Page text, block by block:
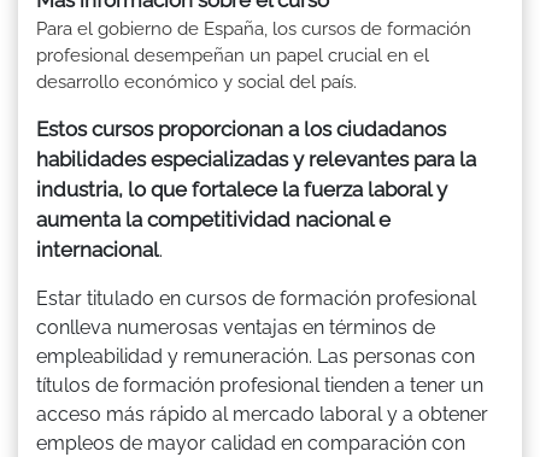
Para el gobierno de España, los cursos de formación
profesional desempeñan un papel crucial en el
desarrollo económico y social del país.
Estos cursos proporcionan a los ciudadanos
habilidades especializadas y relevantes para la
industria, lo que fortalece la fuerza laboral y
aumenta la competitividad nacional e
internacional.
Estar titulado en cursos de formación profesional
conlleva numerosas ventajas en términos de
empleabilidad y remuneración. Las personas con
títulos de formación profesional tienden a tener un
acceso más rápido al mercado laboral y a obtener
empleos de mayor calidad en comparación con